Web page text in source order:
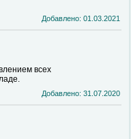
Добавлено: 01.03.2021
всех
Добавлено: 31.07.2020